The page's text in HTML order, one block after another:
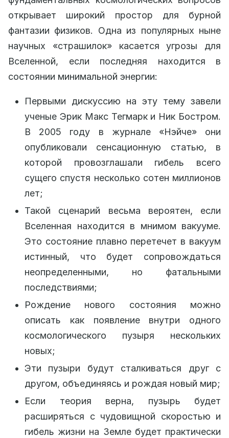
открывает широкий простор для бурной
фантазии физиков. Одна из популярных ныне
научных «страшилок» касается угрозы для
Вселенной, если последняя находится в
состоянии минимальной энергии:
Первыми дискуссию на эту тему завели
ученые Эрик Макс Тегмарк и Ник Бостром.
В 2005 году в журнале «Нэйче» они
опубликовали сенсационную статью, в
которой провозглашали гибель всего
сущего спустя несколько сотен миллионов
лет;
Такой сценарий весьма вероятен, если
Вселенная находится в мнимом вакууме.
Это состояние плавно перетечет в вакуум
истинный, что будет сопровождаться
неопределенными, но фатальными
последствиями;
Рождение нового состояния можно
описать как появление внутри одного
космологического пузыря нескольких
новых;
Эти пузыри будут сталкиваться друг с
другом, объединяясь и рождая новый мир;
Если теория верна, пузырь будет
расширяться с чудовищной скоростью и
гибель жизни на Земле будет практически